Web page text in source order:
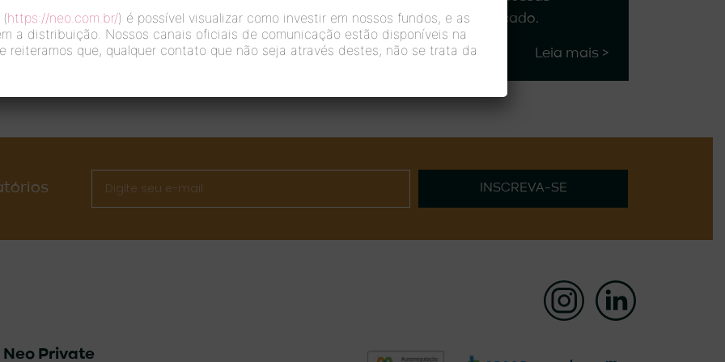
estratégias multimercado.
Leia mais >
estratégias multimercado.
Leia mais >
INSCREVA-SE
Neo Private
https://neo.com.br/) é possível visualizar como investir em nossos fundos, e as
a distribuição. Nossos canais oficiais de comunicação estão disponíveis na
e reiteramos que, qualquer contato que não seja através destes, não se trata da